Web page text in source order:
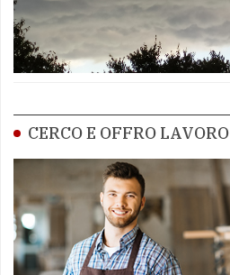
CERCO E OFFRO LAVORO